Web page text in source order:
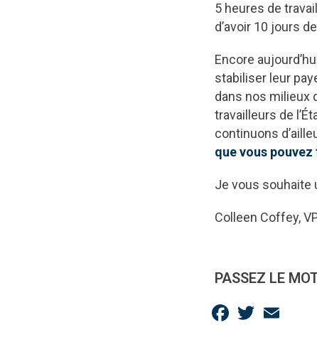
5 heures de
d’avoir 10 jours
Encore
stabiliser leur
dans nos milieux
travailleurs de
continuons
que vous
Je vous souhaite
Colleen Coffey,
PASSEZ LE
Facebook
Twitter